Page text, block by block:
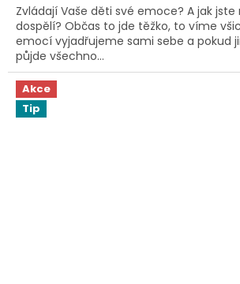
Zvládají Vaše děti své emoce? A jak
dospělí? Občas to jde těžko, to víme
emocí vyjadřujeme sami sebe a pokud
půjde všechno...
Akce
Tip